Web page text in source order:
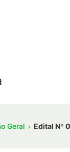
Geral Edital Nº